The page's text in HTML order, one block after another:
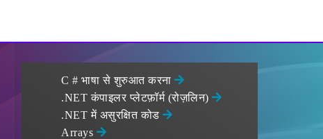
C # भाषा से शुरुआत करना
.NET कंपाइलर प्लेटफ़ॉर्म (रोज़लिन)
.NET में असुरक्षित कोड
Arrays